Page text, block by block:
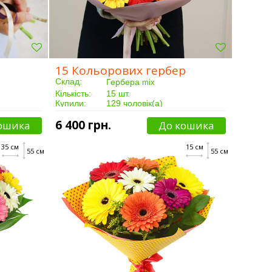
15 Кольорових гербер
Склад: Гербера mix
Кількість:
15 шт.
Купили:
129 чоловік(а)
6 400 грн. До кошика
55 см
35 см 55 см
15 см